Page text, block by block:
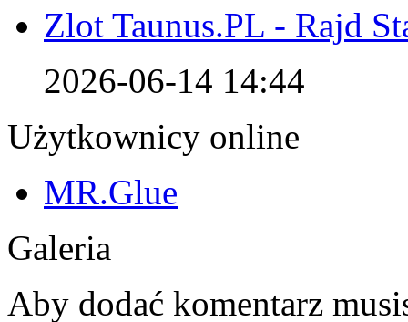
Zlot Taunus.PL - Rajd
2026-06-14 14:44
Użytkownicy online
MR.Glue
Galeria
Aby dodać komentarz